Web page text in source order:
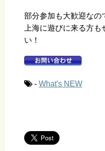
部分参加も大歓迎なの
上海に遊びに来る方
い！
- What's NEW